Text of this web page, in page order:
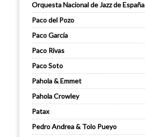
Orquesta Nacional de Jazz de España
Paco del Pozo
Paco García
Paco Rivas
Paco Soto
Pahola & Emmet
Pahola Crowley
Patax
Pedro Andrea & Tolo Pueyo